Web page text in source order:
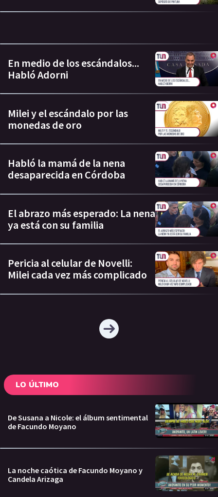
En medio de los escándalos...
Habló Adorni
Milei y el escándalo por las
monedas de oro
Habló la mamá de la nena
desaparecida en Córdoba
El abrazo más esperado: La nena
ya está con su familia
Pericia al celular de Novelli:
Milei cada vez más complicado
LO ÚLTIMO
De Susana a Nicole: el álbum sentimental
de Facundo Moyano
La noche caótica de Facundo Moyano y
Candela Arizaga